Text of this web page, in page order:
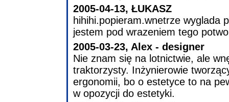
2005-04-13, ŁUKASZ
hihihi.popieram.wnetrze wyglada
jestem pod wrazeniem tego
2005-03-23, Alex - designer
Nie znam się na lotnictwie, ale
traktorzysty. Inżynierowie
ergonomii, bo o estetyce to na
w opozycji do estetyki.